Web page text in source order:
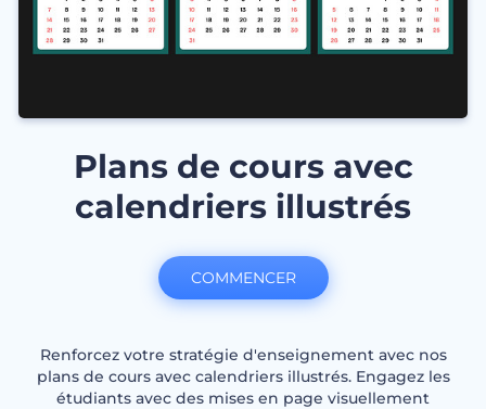
Plans de cours avec
calendriers illustrés
Renforcez votre stratégie d'enseignement avec nos
plans de cours avec calendriers illustrés. Engagez les
étudiants avec des mises en page visuellement
COMMENCER